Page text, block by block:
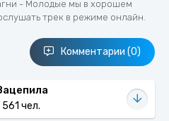
- Молодые мы в хорошем
трек в режиме онлайн.
Комментарии (0)
чел.